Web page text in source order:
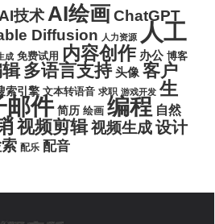
技术AI绘画ChatGPT
Diffusion 人力资源 人工
成 免费试用 内容创作 办公 博客
多语言支持 头像 客户
索引擎 文本转语音 求职 游戏开发 生
邮件 简历 绘画 编程 自然
视频剪辑视频生成设计
配乐 配音